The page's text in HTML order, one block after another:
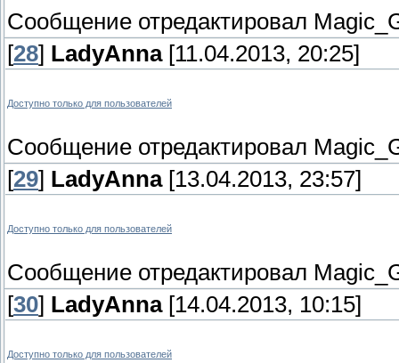
Сообщение отредактировал
[28] LadyAnna[11.04.2013, 20:25]
Доступно только для пользователей
Сообщение отредактировал
[29] LadyAnna[13.04.2013, 23:57]
Доступно только для пользователей
Сообщение отредактировал
[30] LadyAnna[14.04.2013, 10:15]
Доступно только для пользователей